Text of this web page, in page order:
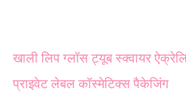
खाली लिप ग्लॉस ट्यूब स्क्वायर
प्राइवेट लेबल कॉस्मेटिक्स पैकेजिंग